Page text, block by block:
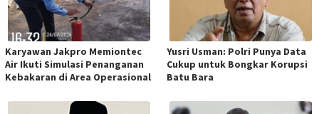
Karyawan Jakpro Memiontec
Air Ikuti Simulasi Penanganan
Kebakaran di Area Operasional
Yusri Usman: Polri Punya Data
Cukup untuk Bongkar Korupsi
Batu Bara